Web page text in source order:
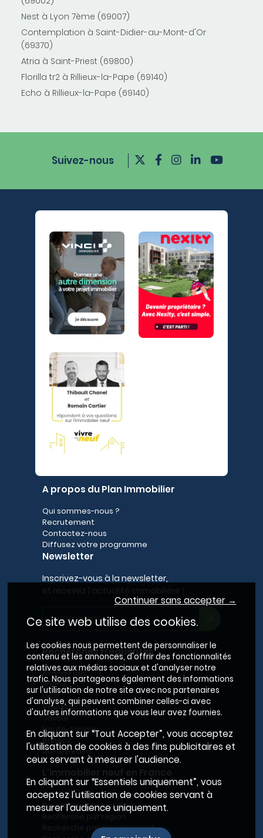
Nest à Lyon 7ème (69007)
Contemplation à Saint-Didier-au-Mont-d'Or
(69370)
Atria à Saint-Priest (69800)
Florilla tr2 à Rillieux-la-Pape (69140)
Echo à Rillieux-la-Pape (69140)
Suivez-nous
A propos du Plan Immobilier
Qui sommes-nous ?
Recrutement
Contactez-nous
Diffusez votre programme
Newsletter
Inscrivez-vous à la newsletter,
Recherches fréquentes
Grand Paris
Rhône
Lyon
Villeurbanne
Savoie
Haute-Savoie
Annecy
Aix-les-Bains
Le BRS dans la Métropole de Lyon
Promoteurs immobiliers
Recherche par département
Continuer sans accepter →
Ce site web utilise des cookies.
Les cookies nous permettent de personnaliser le
contenu et les annonces, d'offrir des fonctionnalités
relatives aux médias sociaux et d'analyser notre
trafic. Nous partageons également des informations
sur l'utilisation de notre site avec nos partenaires
d'analyse, qui peuvent combiner celles-ci avec
d'autres informations que vous leur avez fournies.
En cliquant sur “Tout Accepter”, vous acceptez
l'utilisation de cookies à des fins publicitaires et
ceux servant à mesurer l'audience.
En cliquant sur “Essentiels uniquement”, vous
acceptez l'utilisation de cookies servant à
mesurer l'audience uniquement.